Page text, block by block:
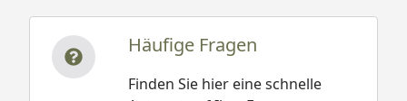
Weka 28 mm Gartenhaus 112 Gr. 5
Technische Daten
Weka 28 mm Gartenhaus 112 Gr. 6
Technische Daten
Häufige Fragen
Finden Sie hier eine schnelle